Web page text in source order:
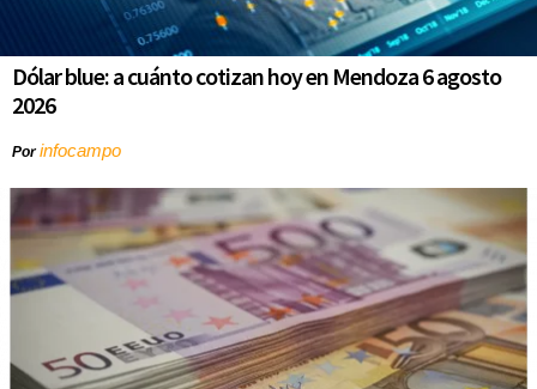
Dólar blue: a cuánto cotizan hoy en Mendoza 6 agosto
2026
Porinfocampo